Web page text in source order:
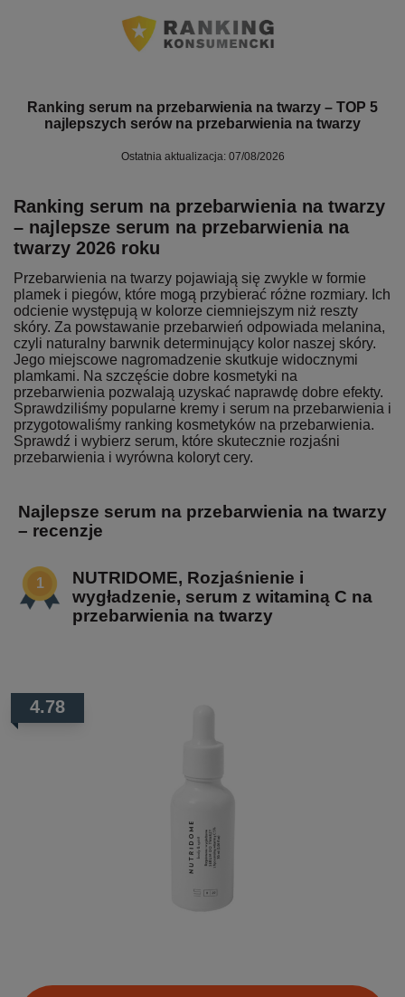
Ranking serum na przebarwienia na twarzy – TOP 5
najlepszych serów na przebarwienia na twarzy
Ostatnia aktualizacja: 07/08/2026
Ranking serum na przebarwienia na twarzy
– najlepsze serum na przebarwienia na
twarzy 2026 roku
Przebarwienia na twarzy pojawiają się zwykle w formie
plamek i piegów, które mogą przybierać różne rozmiary. Ich
odcienie występują w kolorze ciemniejszym niż reszty
skóry. Za powstawanie przebarwień odpowiada melanina,
czyli naturalny barwnik determinujący kolor naszej skóry.
Jego miejscowe nagromadzenie skutkuje widocznymi
plamkami. Na szczęście dobre kosmetyki na
przebarwienia pozwalają uzyskać naprawdę dobre efekty.
Sprawdziliśmy popularne kremy i serum na przebarwienia i
przygotowaliśmy ranking kosmetyków na przebarwienia.
Sprawdź i wybierz serum, które skutecznie rozjaśni
przebarwienia i wyrówna koloryt cery.
Najlepsze serum na przebarwienia na twarzy
– recenzje
NUTRIDOME, Rozjaśnienie i
wygładzenie, serum z witaminą C na
przebarwienia na twarzy
4.78